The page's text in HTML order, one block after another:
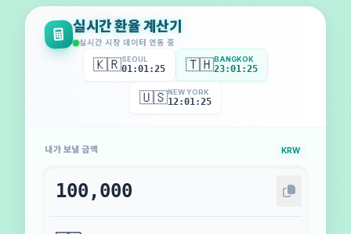
실시간 환율 계산기
실시간 시장 데이터 연동 중
🇰🇷SEOUL
01:01:28 🇹🇭BANGKOK
23:01:28
🇺🇸NEW YORK
12:01:28
내가 보낼 금액 KRW